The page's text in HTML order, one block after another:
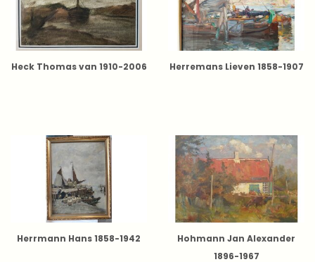
Heck Thomas van 1910-2006 Herremans Lieven 1858-1907
Herrmann Hans 1858-1942
Hohmann Jan Alexander
1896-1967